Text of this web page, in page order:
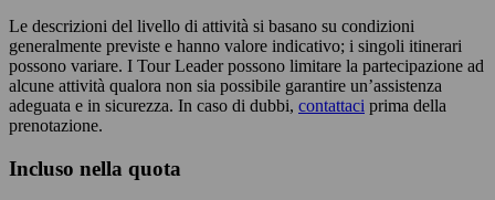
Le descrizioni del livello di attività si basano su condizioni
generalmente previste e hanno valore indicativo; i singoli itinerari
possono variare. I Tour Leader possono limitare la partecipazione ad
alcune attività qualora non sia possibile garantire un’assistenza
adeguata e in sicurezza. In caso di dubbi, contattaci prima della
prenotazione.
Incluso nella quota